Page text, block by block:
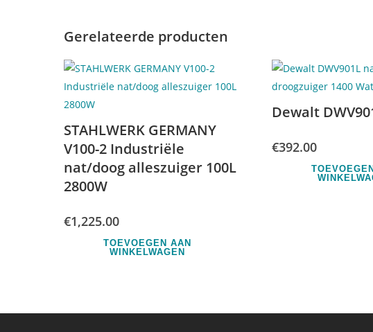
Gerelateerde producten
STAHLWERK GERMANY
V100-2 Industriële
nat/doog alleszuiger 100L
2800W
€1,225.00
TOEVOEGEN AAN
WINKELWAGEN
Dewalt
€392.00